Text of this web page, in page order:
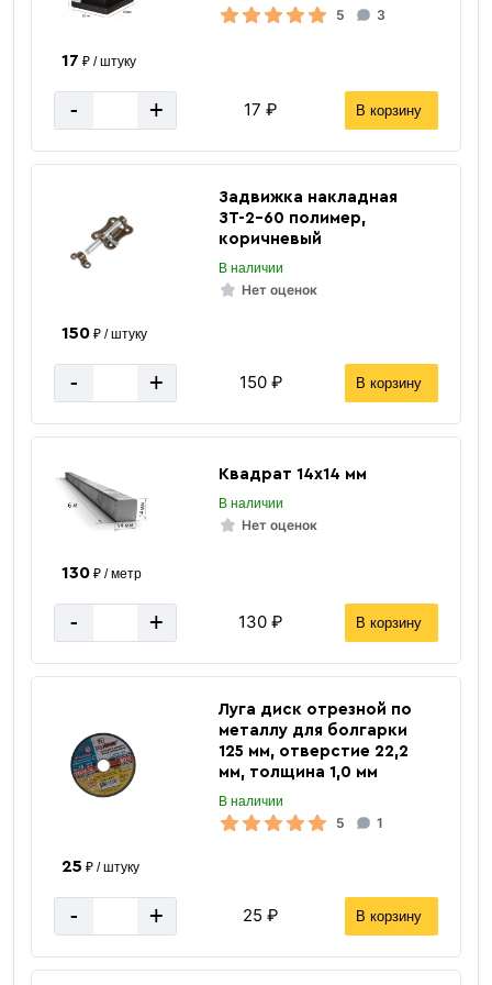
5 3
17 ₽ / штуку
- + 17 ₽ В корзину
Задвижка накладная
ЗТ-2-60 полимер,
коричневый
В наличии
Нет оценок
150₽ / штуку
- + 150 ₽ В корзину
Квадрат 14х14 мм
В наличии
Нет оценок
130₽ / метр
- + 130 ₽ В корзину
Луга диск отрезной по
металлу для болгарки
125 мм, отверстие 22,2
мм, толщина 1,0 мм
В наличии
5 1
25 ₽ / штуку
- + 25 ₽ В корзину
«В корзину»
«Быстрый заказ»
Длина трубы 6 м